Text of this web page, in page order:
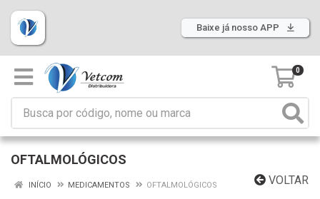
Baixe já nosso APP
0
OFTALMOLÓGICOS
VOLTAR
INÍCIO MEDICAMENTOS OFTALMOLÓGICOS